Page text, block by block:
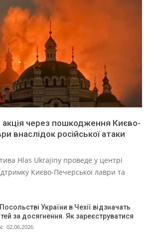
акція через пошкодження Києво-
внаслідок російської атаки
Hlas Ukrajiny проведе у центрі
Києво-Печерської лаври та
України в Чехії відзначать
за досягнення. Як зареєструватися
02.06.2026